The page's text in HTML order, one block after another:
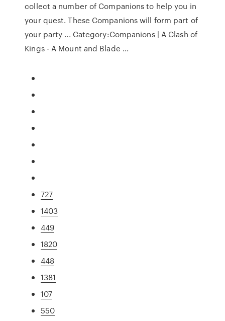
collect a number of Companions to help you in
your quest. These Companions will form part of
your party ... Category:Companions | A Clash of
Kings - A Mount and Blade ...
727
1403
449
1820
448
1381
107
550